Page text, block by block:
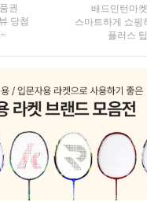
권
당첨
배드민턴마
스마트하게 쇼핑
플러스